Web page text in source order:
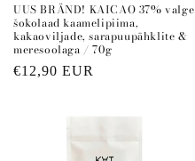
UUS BRÄND! KAICAO 37% valge
šokolaad kaamelipiima,
kakaoviljade, sarapuupähklite &
meresoolaga / 70g
Regular
€12,90 EUR